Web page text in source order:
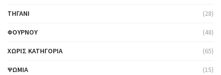
ΤΗΓΆΝΙ (28)
ΦΟΎΡΝΟΥ (48)
ΧΩΡΊΣ ΚΑΤΗΓΟΡΊΑ (65)
ΨΩΜΙΆ (15)